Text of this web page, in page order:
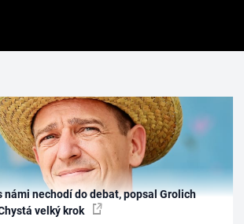
námi nechodí do debat, popsal Grolich
velký krok